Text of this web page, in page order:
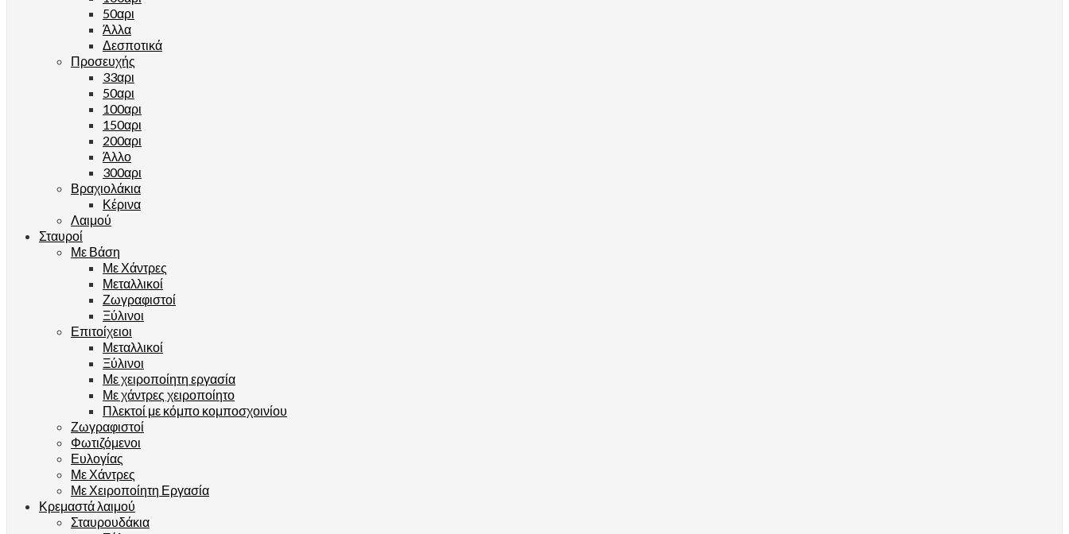
50αρι
Άλλα
Δεσποτικά
Προσευχής
33αρι
50αρι
100αρι
150αρι
200αρι
Άλλο
300αρι
Βραχιολάκια
Κέρινα
Λαιμού
Σταυροί
Με Βάση
Με Χάντρες
Μεταλλικοί
Ζωγραφιστοί
Ξύλινοι
Επιτοίχειοι
Μεταλλικοί
Ξύλινοι
Με χειροποίητη εργασία
Με χάντρες χειροποίητο
Πλεκτοί με κόμπο κομποσχοινίου
Ζωγραφιστοί
Φωτιζόμενοι
Ευλογίας
Με Χάντρες
Με Χειροποίητη Εργασία
Κρεμαστά λαιμού
Σταυρουδάκια